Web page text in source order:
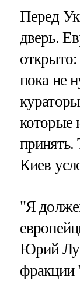
Перед
дверь.
пока не
которые
Киев
"Я
Юрий
фракции